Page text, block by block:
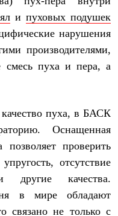
и пуховых подушек
нарушения
производителями,
смесь пуха и пера, а
пуха, в БАСК
Оснащенная
проверить
отсутствие
другие качества.
в мире обладают
связано не только с